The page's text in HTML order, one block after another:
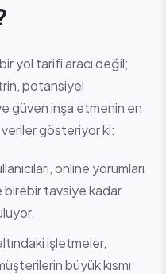
yol tarifi aracı değil;
potansiyel
güven inşa etmenin en
gösteriyor ki:
online yorumları
tavsiye kadar
işletmeler,
büyük kısmı